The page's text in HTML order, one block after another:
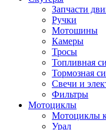
Запчасти
Ручки
Мотошины
Камеры
Тросы
Топливная
Тормозная
Свечи и
Фильтры
Мотоциклы
Мотоциклы
Урал